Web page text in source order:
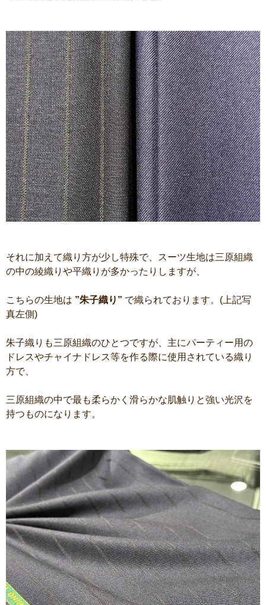
それに加えて織り方が少し特殊で、スーツ生地は三原組織
の中の綾織りや平織りが多かったりしますが、
こちらの生地は ”朱子織り” で織られております。(上記写
真左側)
朱子織りも三原組織のひとつですが、主にパーティー用の
ドレスやチャイナドレス等を作る際に使用されている織り
方で、
三原組織の中で最も柔らかく滑らかな肌触りと強い光沢を
持つものになります。